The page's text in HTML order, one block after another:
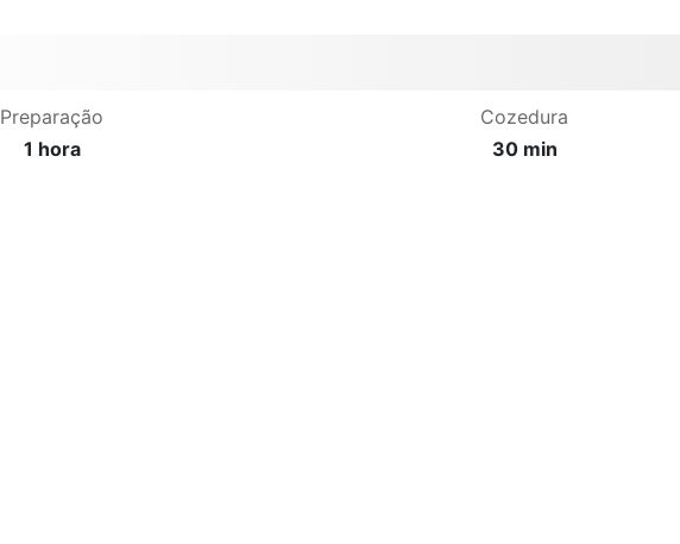
Preparação
1 hora
Cozedura
30 min